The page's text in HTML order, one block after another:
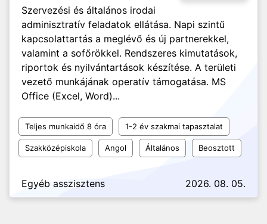
Szervezési és általános irodai
adminisztratív feladatok ellátása. Napi szintű
kapcsolattartás a meglévő és új partnerekkel,
valamint a sofőrökkel. Rendszeres kimutatások,
riportok és nyilvántartások készítése. A területi
vezető munkájának operatív támogatása. MS
Office (Excel, Word)...
Teljes munkaidő 8 óra 1-2 év szakmai tapasztalat
Szakközépiskola Angol Általános Beosztott
Egyéb asszisztens 2026. 08. 05.